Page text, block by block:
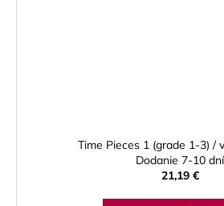
Time Pieces 1 (grade 1-3) /
Dodanie 7-10 dní
21,19 €